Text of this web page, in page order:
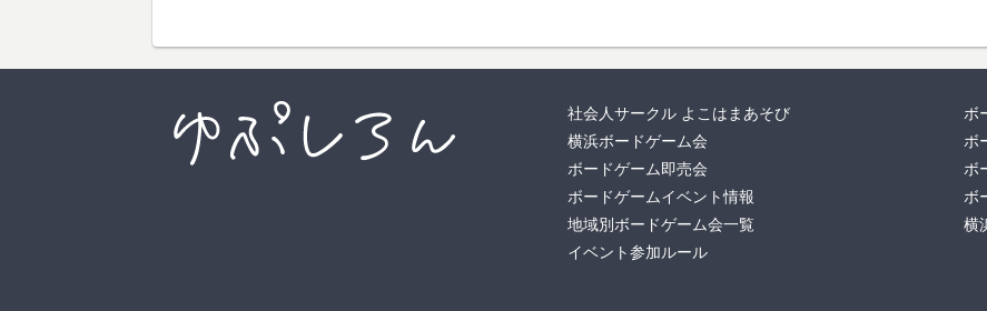
社会人サークル よこはまあそび
横浜ボードゲーム会
ボードゲーム即売会
ボードゲームイベント情報
地域別ボードゲーム会一覧
イベント参加ルール
ボ
ボ
ボ
ボ
横